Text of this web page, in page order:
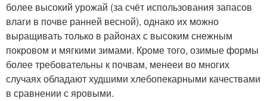
более высокий урожай (за счёт использования запасов
влаги в почве ранней весной), однако их можно
выращивать только в районах с высоким снежным
покровом и мягкими зимами. Кроме того, озимые формы
более требовательны к почвам, менееи во многих
случаях обладают худшими хлебопекарными качествами
в сравнении с яровыми.